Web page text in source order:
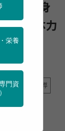
齢者の身
者の体⼒
特定保健指導
栄養
門資